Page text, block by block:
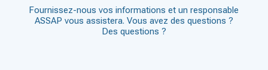
Fournissez-nous vos informations et un responsable
ASSAP vous assistera. Vous avez des questions ?
Des questions ?